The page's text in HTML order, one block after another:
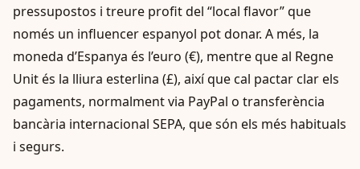
pressupostos i treure profit del “local flavor” que
només un influencer espanyol pot donar. A més, la
moneda d’Espanya és l’euro (€), mentre que al Regne
Unit és la lliura esterlina (£), així que cal pactar clar els
pagaments, normalment via PayPal o transferència
bancària internacional SEPA, que són els més habituals
i segurs.